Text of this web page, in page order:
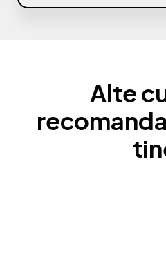
Alte